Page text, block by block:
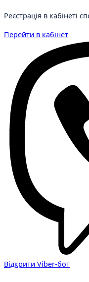
Реєстрація в кабінеті
Перейти в кабінет
Відкрити Viber-бот